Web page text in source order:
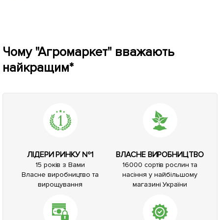
Чому "Агромаркет" вважають
найкращим*
ЛІДЕРИ РИНКУ №1
15 років з Вами
Власне виробництво та
вирощування
ВЛАСНЕ ВИРОБНИЦТВО
16000 сортів рослин та
насіння у найбільшому
магазині України